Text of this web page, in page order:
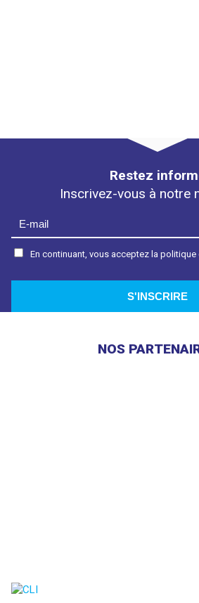
Restez
Inscrivez-vous à notre
En continuant, vous acceptez la
NOS